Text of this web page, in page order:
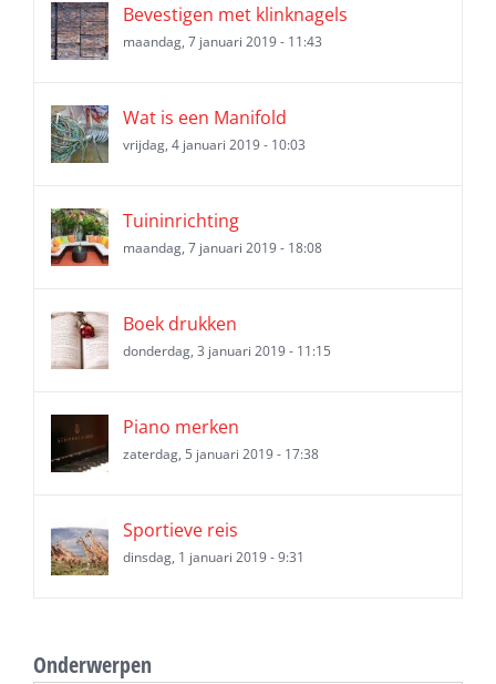
Bevestigen met klinknagels
maandag, 7 januari 2019 - 11:43
Wat is een Manifold
vrijdag, 4 januari 2019 - 10:03
Tuininrichting
maandag, 7 januari 2019 - 18:08
Boek drukken
donderdag, 3 januari 2019 - 11:15
Piano merken
zaterdag, 5 januari 2019 - 17:38
Sportieve reis
dinsdag, 1 januari 2019 - 9:31
Onderwerpen